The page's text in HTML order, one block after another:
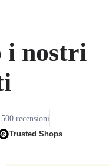
i nostri
recensioni
Trusted Shops